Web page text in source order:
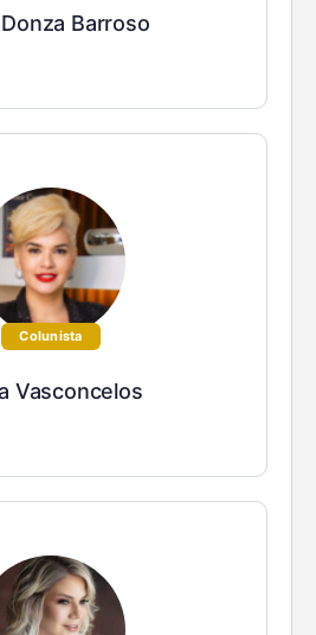
Barroso
Colunista
Vasconcelos